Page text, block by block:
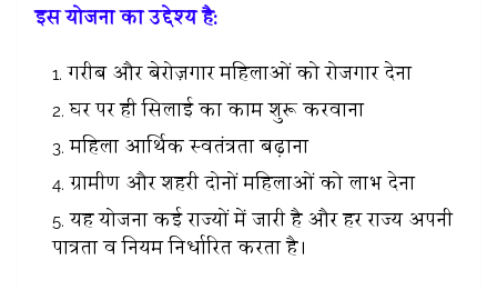
इस योजना का उद्देश्य है:
गरीब और बेरोज़गार महिलाओं को रोजगार देना
घर पर ही सिलाई का काम शुरू करवाना
महिला आर्थिक स्वतंत्रता बढ़ाना
ग्रामीण और शहरी दोनों महिलाओं को लाभ देना
यह योजना कई राज्यों में जारी है और हर राज्य अपनी
पात्रता व नियम निर्धारित करता है।